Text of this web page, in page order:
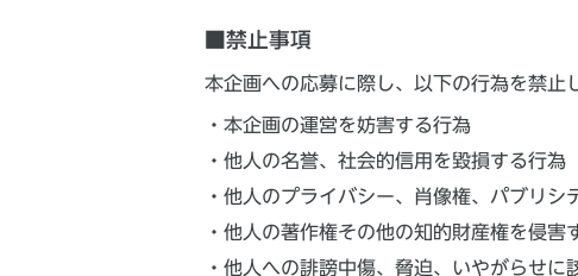
■禁止事項
本企画への応募に際し、以下の行為を禁止
・本企画の運営を妨害する行為
・他人の名誉、社会的信用を毀損する行為
・他人のプライバシー、肖像権、パブリシ
・他人の著作権その他の知的財産権を侵害
・他人への誹謗中傷、脅迫、いやがらせに